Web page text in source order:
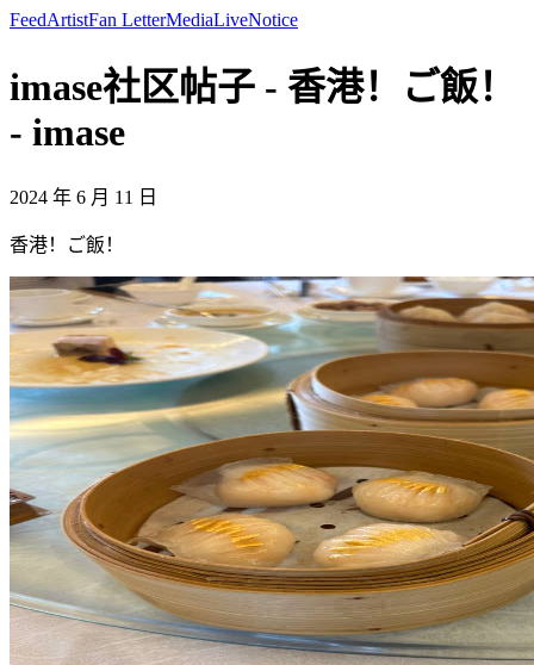
FeedArtistFan LetterMediaLiveNotice
imase社区帖子 - 香港！ご飯！
- imase
2024 年 6 月 11 日
香港！ご飯！